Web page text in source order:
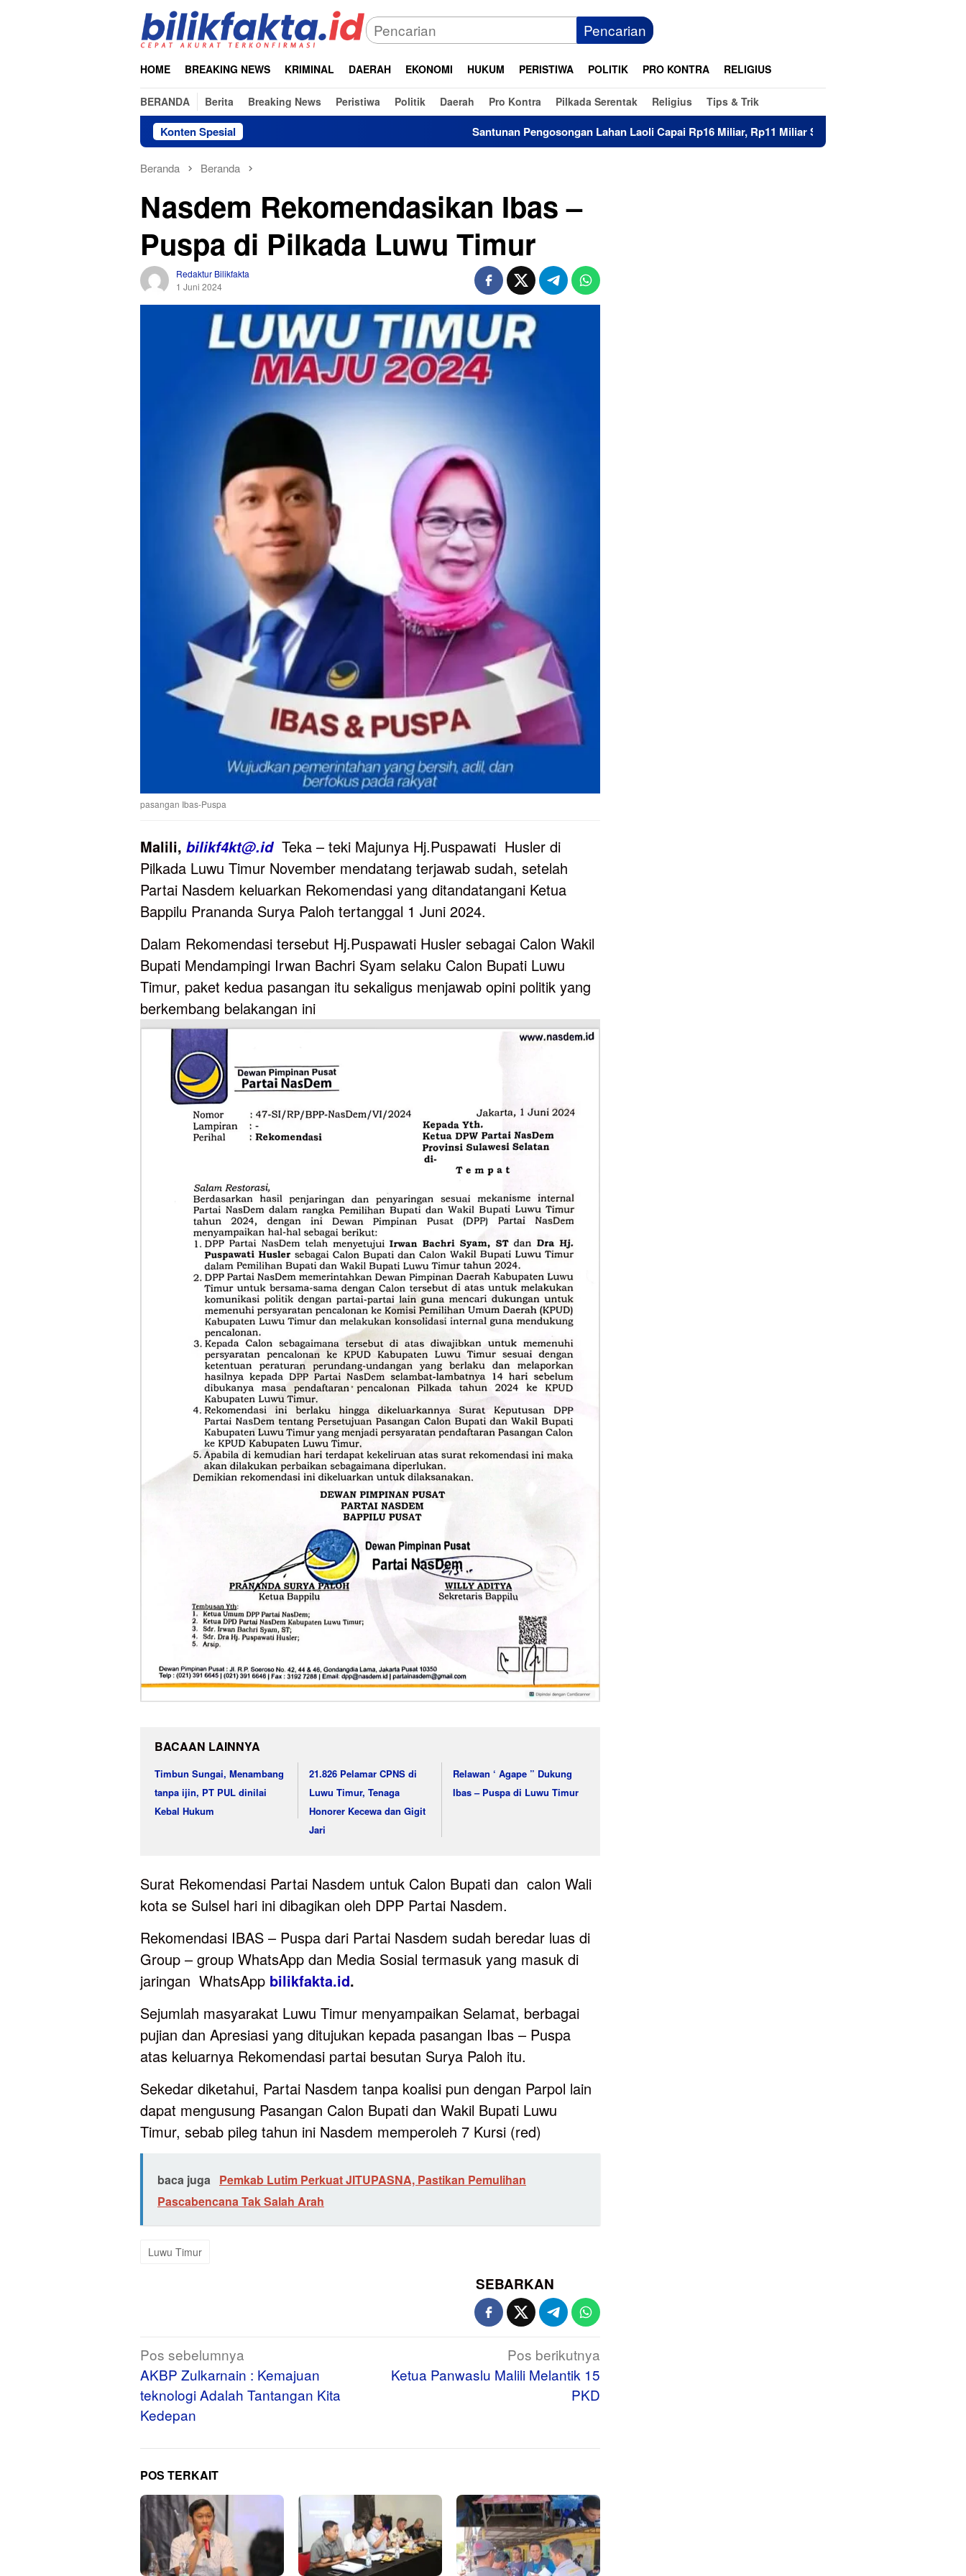
Pencarian
HOME BREAKING NEWS KRIMINAL DAERAH EKONOMI HUKUM PERISTIWA POLITIK PRO KONTRA RELIGIUS
BERANDA Berita Breaking News Peristiwa Politik Daerah Pro Kontra Pilkada Serentak Religius Tips & Trik
Konten Spesial Santunan Pengosongan Lahan Laoli Capai Rp16 Miliar, Rp11 Miliar Sudah Diterima 83 Warga
Beranda Beranda
Nasdem Rekomendasikan Ibas –
Puspa di Pilkada Luwu Timur
Redaktur Bilikfakta
1 Juni 2024
pasangan Ibas-Puspa
Malili, bilikf4kt@.idTeka – teki Majunya Hj.Puspawati Husler di
Pilkada Luwu Timur November mendatang terjawab sudah, setelah
Partai Nasdem keluarkan Rekomendasi yang ditandatangani Ketua
Bappilu Prananda Surya Paloh tertanggal 1 Juni 2024.
Dalam Rekomendasi tersebut Hj.Puspawati Husler sebagai Calon Wakil
Bupati Mendampingi Irwan Bachri Syam selaku Calon Bupati Luwu
Timur, paket kedua pasangan itu sekaligus menjawab opini politik yang
berkembang belakangan ini
BACAAN LAINNYA
Timbun Sungai, Menambang
tanpa ijin, PT PUL dinilai
Kebal Hukum
21.826 Pelamar CPNS di
Luwu Timur, Tenaga
Honorer Kecewa dan Gigit
Jari
Relawan ‘ Agape ” Dukung
Ibas – Puspa di Luwu Timur
Surat Rekomendasi Partai Nasdem untuk Calon Bupati dan calon Wali
kota se Sulsel hari ini dibagikan oleh DPP Partai Nasdem.
Rekomendasi IBAS – Puspa dari Partai Nasdem sudah beredar luas di
Group – group WhatsApp dan Media Sosial termasuk yang masuk di
jaringan WhatsApp bilikfakta.id.
Sejumlah masyarakat Luwu Timur menyampaikan Selamat, berbagai
pujian dan Apresiasi yang ditujukan kepada pasangan Ibas – Puspa
atas keluarnya Rekomendasi partai besutan Surya Paloh itu.
Sekedar diketahui, Partai Nasdem tanpa koalisi pun dengan Parpol lain
dapat mengusung Pasangan Calon Bupati dan Wakil Bupati Luwu
Timur, sebab pileg tahun ini Nasdem memperoleh 7 Kursi (red)
baca juga Pemkab Lutim Perkuat JITUPASNA, Pastikan Pemulihan
Pascabencana Tak Salah Arah
Luwu Timur
SEBARKAN
Navigasi
pos
Pos sebelumnya
AKBP Zulkarnain : Kemajuan
teknologi Adalah Tantangan Kita
Kedepan
Pos berikutnya
Ketua Panwaslu Malili Melantik 15
PKD
POS TERKAIT